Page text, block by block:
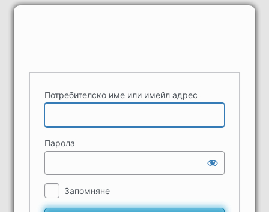
Вход
Потребителско име или имейл адрес
Парола
Запомняне